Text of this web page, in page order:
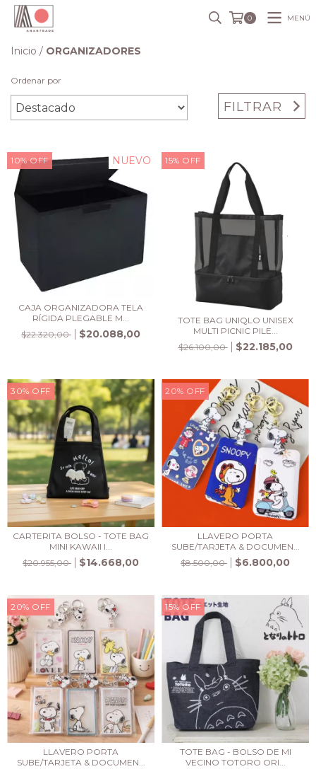
0 MENÚ
Inicio / ORGANIZADORES
Ordenar por
FILTRAR
10% OFF NUEVO
CAJA ORGANIZADORA TELA
RÍGIDA PLEGABLE M...
$22.320,00
$20.088,00
15% OFF
TOTE BAG UNIQLO UNISEX
MULTI PICNIC PILE...
$26.100,00
$22.185,00
30% OFF
CARTERITA BOLSO - TOTE BAG
MINI KAWAII I...
$20.955,00
$14.668,00
20% OFF
LLAVERO PORTA
SUBE/TARJETA & DOCUMEN...
$8.500,00
$6.800,00
20% OFF
LLAVERO PORTA
SUBE/TARJETA & DOCUMEN...
15% OFF
TOTE BAG - BOLSO DE MI
VECINO TOTORO ORI...